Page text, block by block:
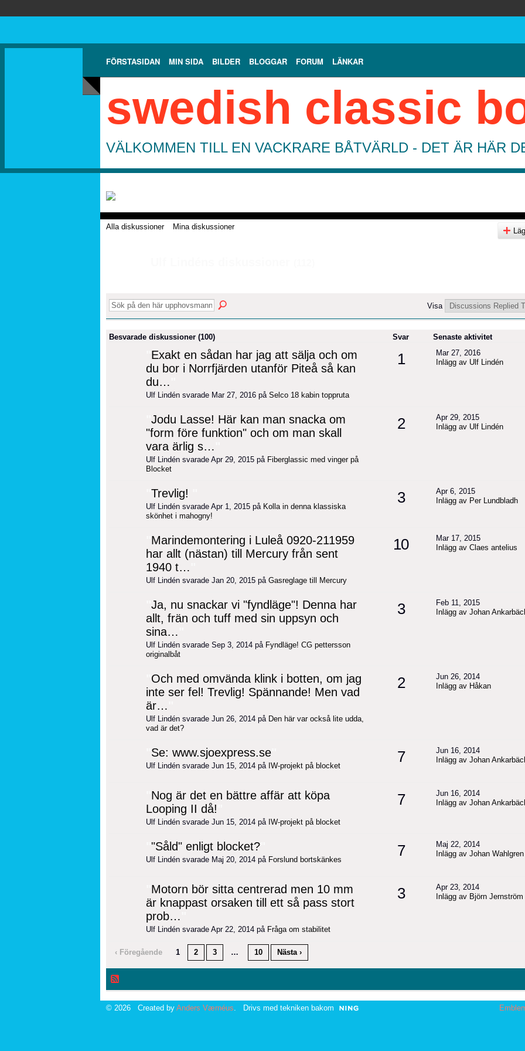
FÖRSTASIDAN MIN SIDA BILDER BLOGGAR FORUM LÄNKAR
swedish classic
VÄLKOMMEN TILL EN VACKRARE BÅTVÄRLD - DET ÄR HÄR
Alla diskussioner Mina diskussioner
Visa
Besvarade diskussioner (100) Svar Senaste aktivitet
Exakt en sådan har jag att sälja och om
du bor i Norrfjärden utanför Piteå så kan
du…
Ulf Lindén svarade Mar 27, 2016 på Selco 18 kabin toppruta
1
Mar 27, 2016
Inlägg av Ulf Lindén
Jodu Lasse! Här kan man snacka om
"form före funktion" och om man skall
vara ärlig s…
Ulf Lindén svarade Apr 29, 2015 på Fiberglassic med vinger på
Blocket
2
Apr 29, 2015
Inlägg av Ulf Lindén
Trevlig!
Ulf Lindén svarade Apr 1, 2015 på Kolla in denna klassiska
skönhet i mahogny!
3
Apr 6, 2015
Inlägg av Per Lundbladh
Marindemontering i Luleå 0920-211959
har allt (nästan) till Mercury från sent
1940 t…
Ulf Lindén svarade Jan 20, 2015 på Gasreglage till Mercury
10
Mar 17, 2015
Inlägg av Claes antelius
Ja, nu snackar vi "fyndläge"! Denna har
allt, frän och tuff med sin uppsyn och
sina…
Ulf Lindén svarade Sep 3, 2014 på Fyndläge! CG pettersson
originalbåt
3
Feb 11, 2015
Inlägg av Johan
Och med omvända klink i botten, om jag
inte ser fel! Trevlig! Spännande! Men vad
är…
Ulf Lindén svarade Jun 26, 2014 på Den här var också lite udda,
vad är det?
2
Jun 26, 2014
Inlägg av Håkan
Se: www.sjoexpress.se
Ulf Lindén svarade Jun 15, 2014 på IW-projekt på blocket
7
Jun 16, 2014
Inlägg av Johan
Nog är det en bättre affär att köpa
Looping II då!
Ulf Lindén svarade Jun 15, 2014 på IW-projekt på blocket
7
Jun 16, 2014
Inlägg av Johan
"Såld" enligt blocket?
Ulf Lindén svarade Maj 20, 2014 på Forslund bortskänkes
7
Maj 22, 2014
Inlägg av Johan Wahlgren
Motorn bör sitta centrerad men 10 mm
är knappast orsaken till ett så pass stort
prob…
Ulf Lindén svarade Apr 22, 2014 på Fråga om stabilitet
3
Apr 23, 2014
Inlägg av Björn Jernström
‹ Föregående 1 2 3 … 10 Nästa ›
© 2026 Created by Anders Værnéus . Drivs med tekniken bakom